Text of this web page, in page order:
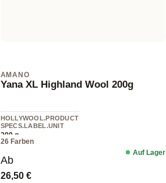
AMANO
Yana XL Highland Wool 200g
HOLLYWOOL.PRODUCT
SPECS.LABEL.UNIT
200 g
26 Farben
Regulärer Preis:
Ab
26,50 €
Auf Lager